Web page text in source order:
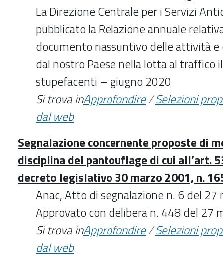
La Direzione Centrale per i Servizi
pubblicato la Relazione annuale
documento riassuntivo delle attività
dal nostro Paese nella lotta al traffico
stupefacenti – giugno 2020
Si trova inApprofondire/Selezioni
dal web
Segnalazione concernente proposte di
disciplina del pantouflage di cui all’art.
decreto legislativo 30 marzo 2001, n.
Anac, Atto di segnalazione n. 6 del 27
Approvato con delibera n. 448 del 27
Si trova inApprofondire/Selezioni
dal web